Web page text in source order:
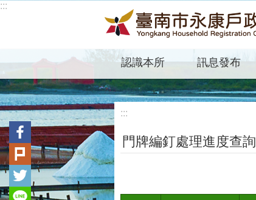
跳到主要內容區塊
:::
認識本所 訊息發布
:::
門牌編釘處理進度查詢